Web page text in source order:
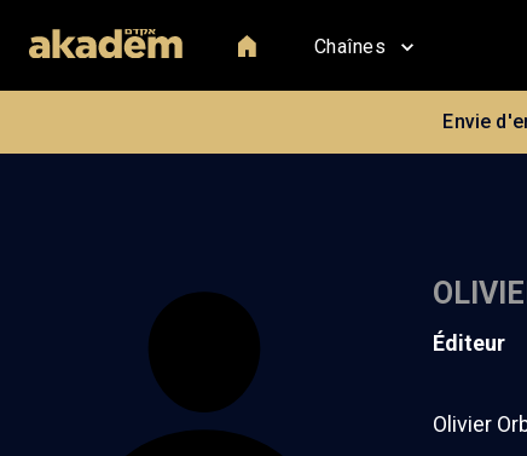
Chaînes
Envie
éditeur
Olivier